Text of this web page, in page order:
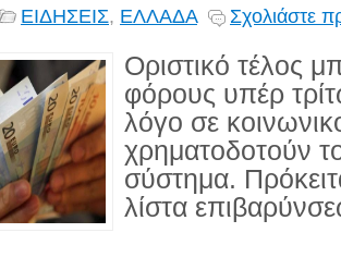
ΕΙΔΗΣΕΙΣ, ΕΛΛΑΔΑ Σχολιάστε
Οριστικό τέλος
φόρους υπέρ
λόγο σε
χρηματοδοτούν
σύστημα.
λίστα